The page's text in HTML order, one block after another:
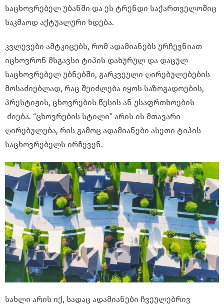
საცხოვრებელ უბანში და ეს ტრენდი საქართველოშიც
საკმაოდ აქტუალური ხდება.
კვლევები ამტკიცებს, რომ ადამიანებს ურჩევნიათ
იცხოვრონ მსგავსი ტიპის დახურულ და დაცულ
საცხოვრებელ უბნებში, გარკვეული ღირებულებების
მოსაძიებლად, რაც შეიძლება იყოს საზოგადოების,
პრესტიჟის, ცხოვრების წესის ან უსაფრთხოების
ძიება. “ცხოვრების სტილი” არის ის მთავარი
ღირებულება, რის გამოც ადამიანები ასეთი ტიპის
საცხოვრებელს ირჩევენ.
სახლი არის იქ, სადაც ადამიანები ჩვეულებრივ